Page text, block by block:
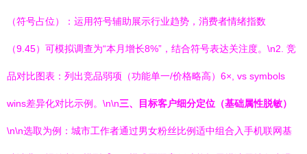
（符号占位）：运用符号辅助展示行业趋势，消费者情绪指数
（9.45）可模拟调查为“本月增长8%”，结合符号表达关注度。\n2. 竞
品对比图表：列出竞品弱项（功能单一/价格略高）6×, vs symbols
wins差异化对比示例。\n\n三、目标客户细分定位（基础属性脱敏）
\n\n选取为例：城市工作者通过男女粉丝比例适中组合入手机联网基